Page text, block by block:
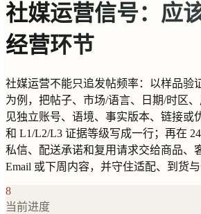
社媒运营信号：应
经营环节
社媒运营不能只追发帖频率：以样品验
为例，把帖子、市场/语言、日期/时区
见独立账号、语境、事实版本、链接或
和 L1/L2/L3 证据等级写成一行；再在 24
私信、配送承诺和复用请求交给商品、
Email 或下周内容，并守住适配、到货与
8
当前进度